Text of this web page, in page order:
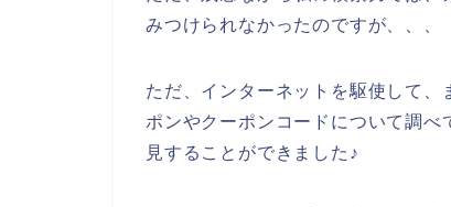
みつけられなかったのですが、、、
ただ、インターネットを駆使して
ポンやクーポンコードについて調
見することができました♪